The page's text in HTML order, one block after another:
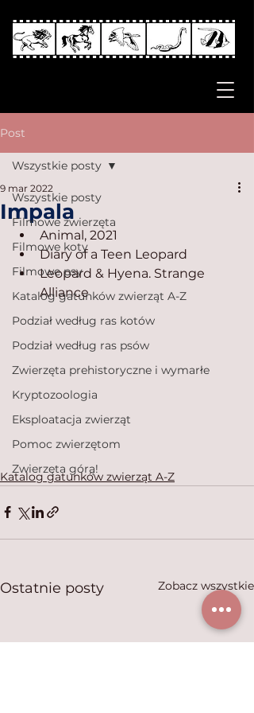
Post
Wszystkie posty
Filmowe zwierzęta
Filmowe koty
Filmowe psy
Katalog gatunków zwierząt A-Z
Podział według ras kotów
Podział według ras psów
Zwierzęta prehistoryczne i wymarłe
Kryptozoologia
Eksploatacja zwierząt
Pomoc zwierzętom
Zwierzęta górą!
Wszystkie posty
Impala
9 mar 2022
Animal, 2021
Diary of a Teen Leopard
Leopard & Hyena. Strange
Alliance
Katalog gatunków zwierząt A-Z
Ostatnie posty Zobacz wszystkie